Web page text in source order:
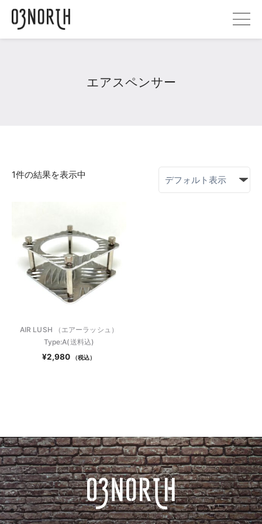
エアスペンサー
1件の結果を表示中
AIR LUSH （エアーラッシュ）
Type:A(送料込)
¥2,980 （税込）